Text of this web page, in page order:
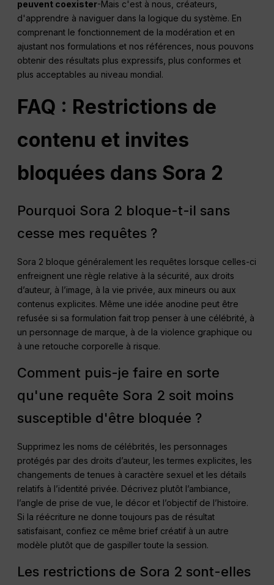
peuvent coexister-Mais c'est à nous, créateurs,
d'apprendre à naviguer dans la logique du système. En
comprenant le fonctionnement de la modération et en
ajustant nos formulations et nos références, nous pouvons
obtenir des résultats plus expressifs, plus conformes et
plus acceptables au niveau mondial.
FAQ : Restrictions de
contenu et invites
bloquées dans Sora 2
Pourquoi Sora 2 bloque-t-il sans
cesse mes requêtes ?
Sora 2 bloque généralement les requêtes lorsque celles-ci
enfreignent une règle relative à la sécurité, aux droits
d’auteur, à l’image, à la vie privée, aux mineurs ou aux
contenus explicites. Même une idée anodine peut être
refusée si sa formulation fait trop penser à une célébrité, à
un personnage de marque, à de la violence graphique ou
à une retouche corporelle à risque.
Comment puis-je faire en sorte
qu'une requête Sora 2 soit moins
susceptible d'être bloquée ?
Supprimez les noms de célébrités, les personnages
protégés par des droits d’auteur, les termes explicites, les
changements de tenues à caractère sexuel et les détails
relatifs à l’identité privée. Décrivez plutôt l’ambiance,
l’angle de prise de vue, le décor et l’objectif de l’histoire.
Si la réécriture ne donne toujours pas de résultat
satisfaisant, confiez ce même brief créatif à un autre
modèle plutôt que de gaspiller toute la session.
Les restrictions de Sora 2 sont-elles